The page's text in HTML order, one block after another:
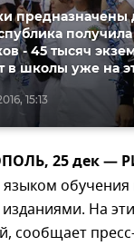
15:13
предназначены
- 45 тысяч
в школы уже на
25 дек —
языком
На
сообщает